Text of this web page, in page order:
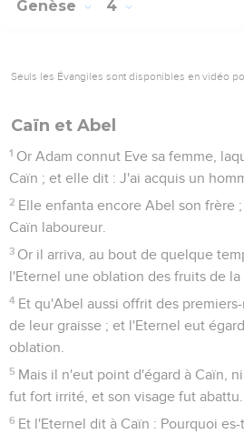
Genèse 4
Seuls les Évangiles sont disponibles en vidéo
Caïn et Abel
1 Or Adam connut Eve sa femme,
Caïn ; et elle dit : J'ai acquis un
2 Elle enfanta encore Abel son frère
Caïn laboureur.
3 Or il arriva, au bout de quelque
l'Eternel une oblation des fruits de la
4 Et qu'Abel aussi offrit des
de leur graisse ; et l'Eternel eut
oblation.
5 Mais il n'eut point d'égard à Caïn,
fut fort irrité, et son visage fut abattu.
6 Et l'Eternel dit à Caïn : Pourquoi